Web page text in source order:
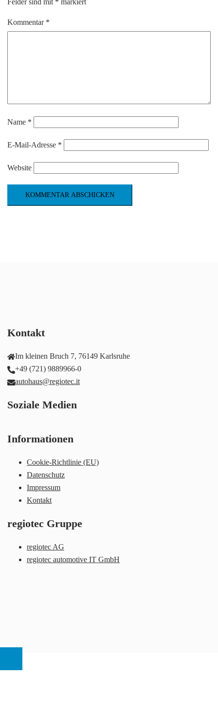
Felder sind mit * markiert
Kommentar *
Name *
E-Mail-Adresse *
Website
Kontakt
Im kleinen Bruch 7, 76149 Karlsruhe
+49 (721) 9889966-0
autohaus@regiotec.it
Soziale Medien
Informationen
Cookie-Richtlinie (EU)
Datenschutz
Impressum
Kontakt
regiotec Gruppe
regiotec AG
regiotec automotive IT GmbH